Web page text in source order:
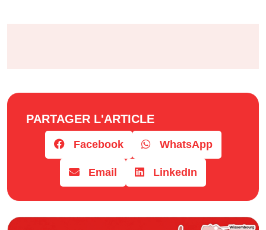
PARTAGER L'ARTICLE
Facebook WhatsApp
Email LinkedIn